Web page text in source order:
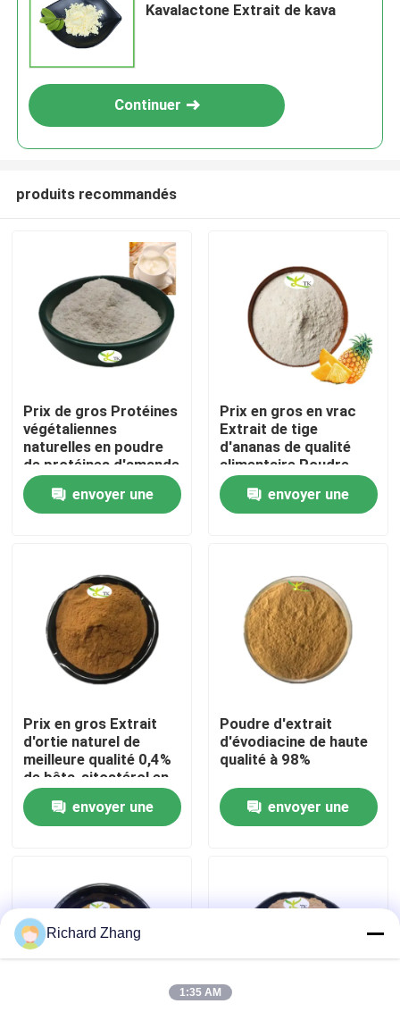
À la maison
À propos de nous
Visite de l'usine
Contrôle de la qualité
Nous contacter
Poudre d'extrait de plante
Poudre superbe de nourriture
Matières premières cosmétiques
Kavalactone Extrait de kava
Continuer
produits recommandés
Prix ​​de gros Protéines
végétaliennes
naturelles en poudre
de protéines d'amande
40 % 50 % 60 %
envoyer une
Prix en gros en vrac
Extrait de tige
d'ananas de qualité
alimentaire Poudre
d'enzyme de
bromélaïne
1200/2400 GDU
envoyer une
Prix en gros Extrait
d'ortie naturel de
meilleure qualité 0,4%
de bêta-sitostérol en
poudre
envoyer une
Poudre d'extrait
d'évodiacine de haute
qualité à 98%
envoyer une
Richard Zhang
1:35 AM